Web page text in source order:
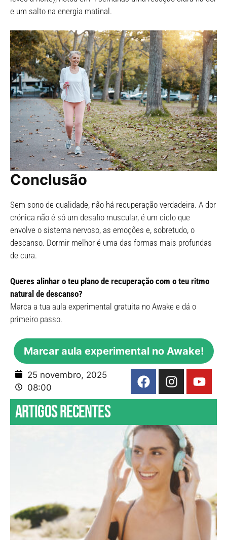
e um salto na energia matinal.
Conclusão
Sem sono de qualidade, não há recuperação verdadeira. A dor
crónica não é só um desafio muscular, é um ciclo que
envolve o sistema nervoso, as emoções e, sobretudo, o
descanso. Dormir melhor é uma das formas mais profundas
de cura.
Queres alinhar o teu plano de recuperação com o teu ritmo
natural de descanso?
Marca a tua aula experimental gratuita no Awake e dá o
primeiro passo.
Marcar aula experimental no Awake!
25 novembro, 2025
08:00
Artigos recentes